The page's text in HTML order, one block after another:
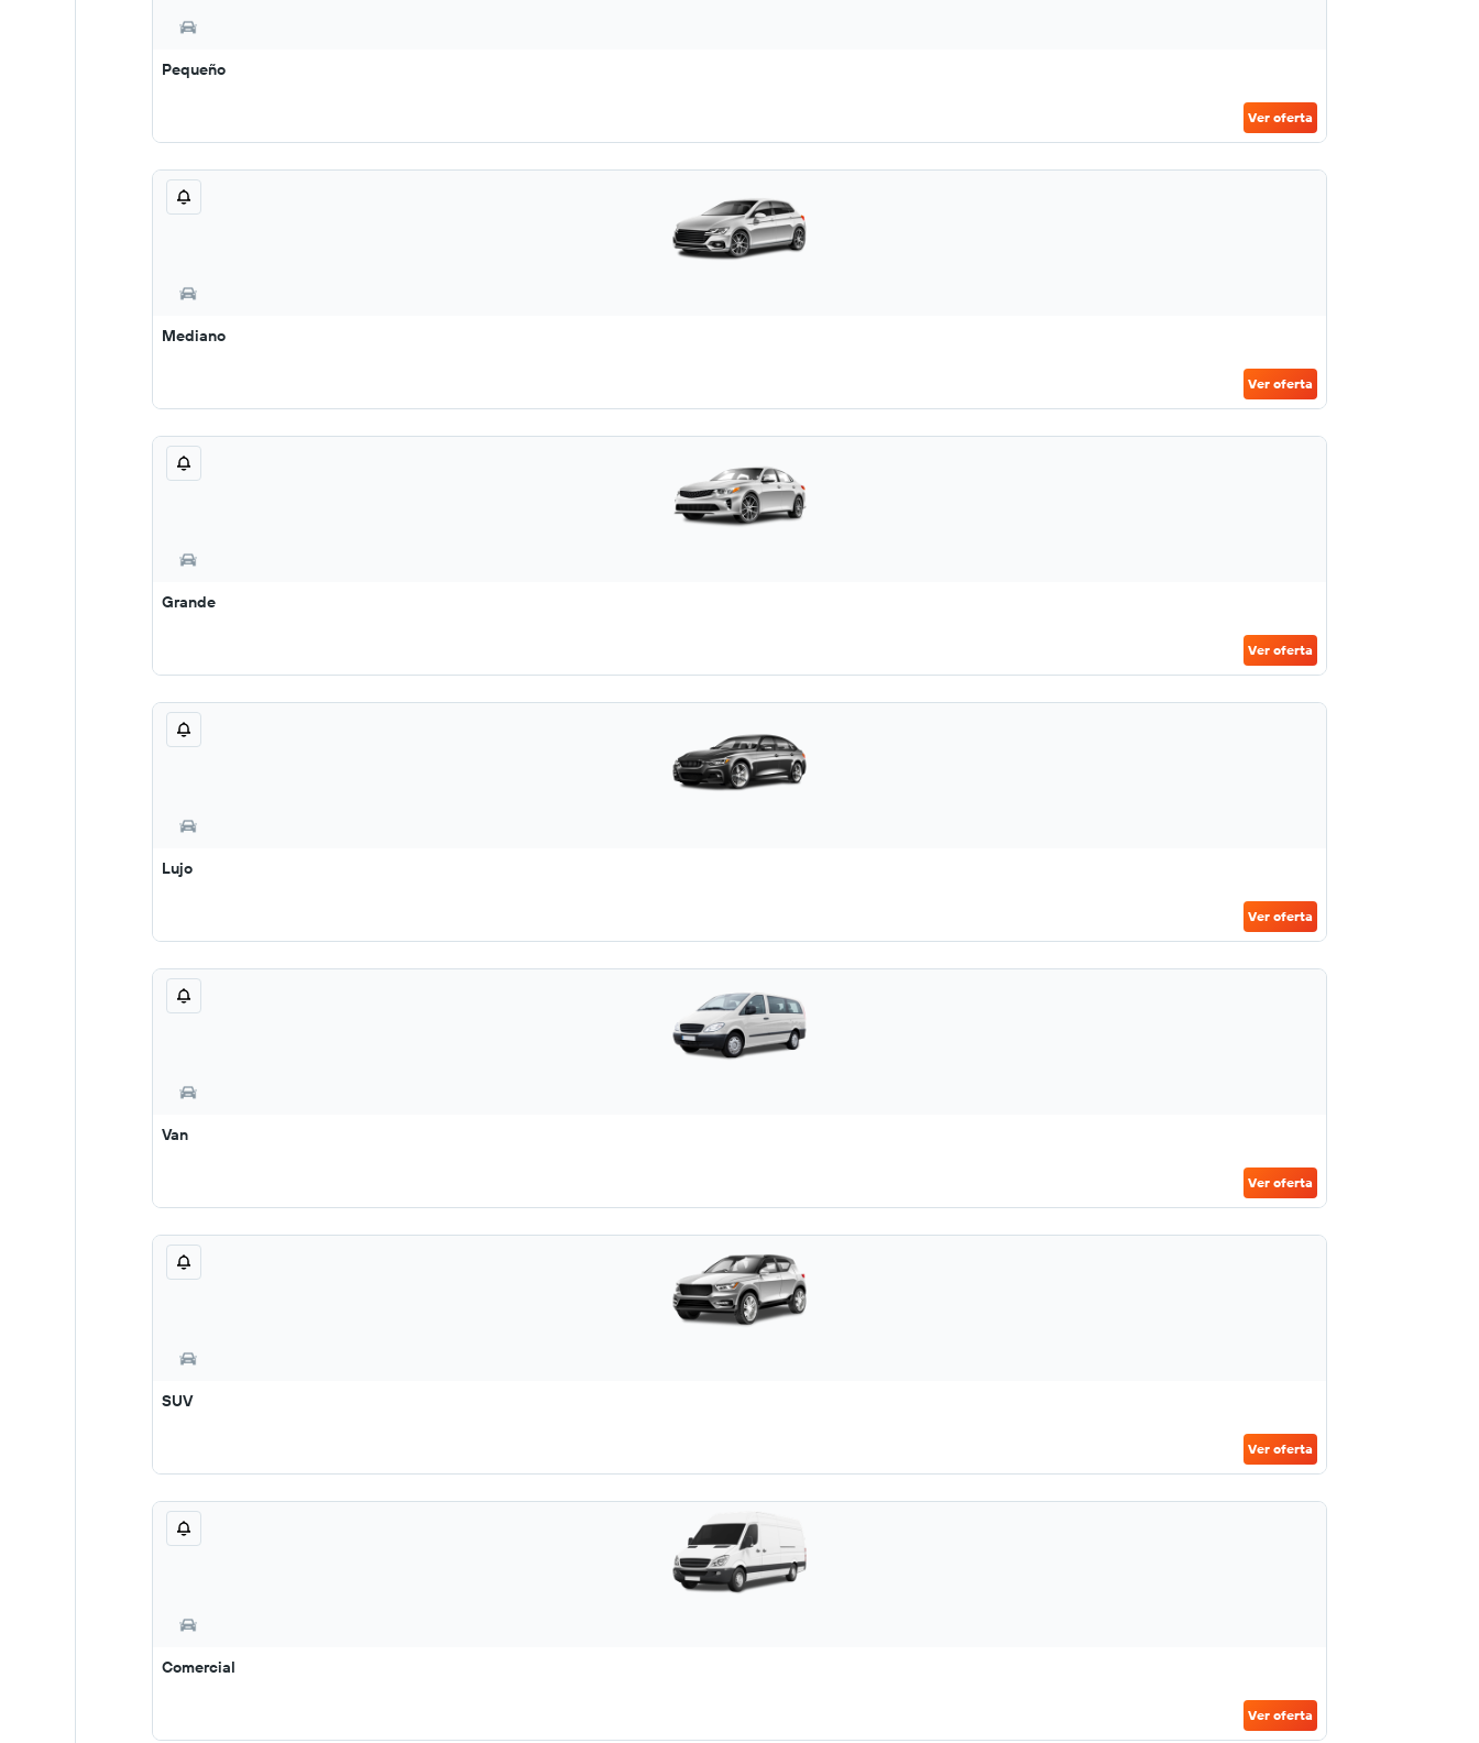
Pequeño
Ver oferta
Mediano
Ver oferta
Grande
Ver oferta
Lujo
Ver oferta
Van
Ver oferta
SUV
Ver oferta
Comercial
Ver oferta